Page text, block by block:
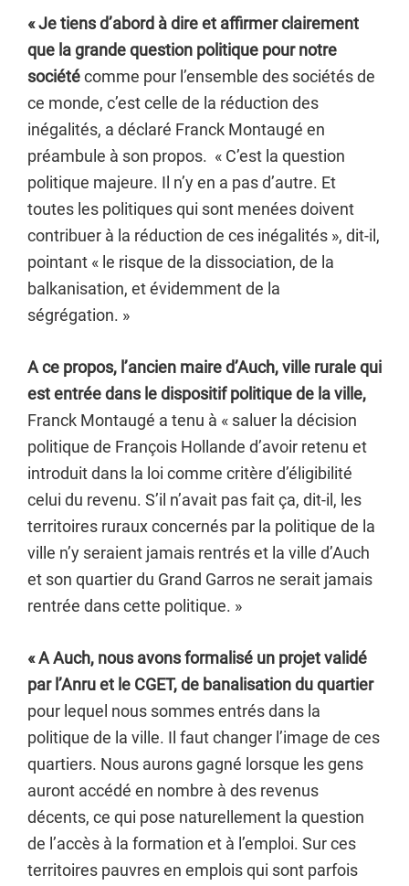
« Je tiens d’abord à dire et affirmer clairement
que la grande question politique pour notre
sociétécomme pour l’ensemble des sociétés de
ce monde, c’est celle de la réduction des
inégalités, a déclaré Franck Montaugé en
préambule à son propos. « C’est la question
politique majeure. Il n’y en a pas d’autre. Et
toutes les politiques qui sont menées doivent
contribuer à la réduction de ces inégalités », dit-il,
pointant « le risque de la dissociation, de la
balkanisation, et évidemment de la
ségrégation. »
A ce propos, l’ancien maire d’Auch, ville rurale qui
est entrée dans le dispositif politique de la ville,
Franck Montaugé a tenu à « saluer la décision
politique de François Hollande d’avoir retenu et
introduit dans la loi comme critère d’éligibilité
celui du revenu. S’il n’avait pas fait ça, dit-il, les
territoires ruraux concernés par la politique de la
ville n’y seraient jamais rentrés et la ville d’Auch
et son quartier du Grand Garros ne serait jamais
rentrée dans cette politique. »
« A Auch, nous avons formalisé un projet validé
par l’Anru et le CGET, de banalisation du quartier
pour lequel nous sommes entrés dans la
politique de la ville. Il faut changer l’image de ces
quartiers. Nous aurons gagné lorsque les gens
auront accédé en nombre à des revenus
décents, ce qui pose naturellement la question
de l’accès à la formation et à l’emploi. Sur ces
territoires pauvres en emplois qui sont parfois